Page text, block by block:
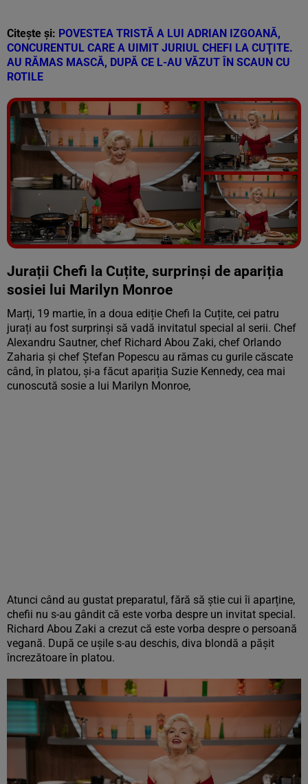
Citește și: POVESTEA TRISTĂ A LUI ADRIAN IZGOANĂ,
CONCURENTUL CARE A UIMIT JURIUL CHEFI LA CUŢITE.
AU RĂMAS MASCĂ, DUPĂ CE L-AU VĂZUT ÎN SCAUN CU
ROTILE
Vezi galeria foto
9 poze
Jurații Chefi la Cuțite, surprinși de apariția
sosiei lui Marilyn Monroe
Marți, 19 martie, în a doua ediție Chefi la Cuțite, cei patru
jurați au fost surprinși să vadă invitatul special al serii. Chef
Alexandru Sautner, chef Richard Abou Zaki, chef Orlando
Zaharia și chef Ștefan Popescu au rămas cu gurile căscate
când, în platou, și-a făcut apariția Suzie Kennedy, cea mai
cunoscută sosie a lui Marilyn Monroe,
Atunci când au gustat preparatul, fără să știe cui îi aparține,
chefii nu s-au gândit că este vorba despre un invitat special.
Richard Abou Zaki a crezut că este vorba despre o persoană
vegană. După ce ușile s-au deschis, diva blondă a pășit
încrezătoare în platou.